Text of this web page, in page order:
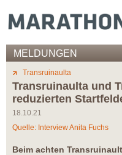
MELDUNGEN
Transruinaulta
Transruinaulta und
reduzierten
18.10.21
Quelle: Interview Anita Fuchs
Beim achten